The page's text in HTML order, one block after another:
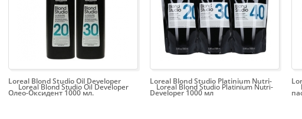
Loreal Blond Studio Oil Developer
Loreal Blond Studio Oil Developer
Олео-Оксидент 1000 мл.
Loreal Blond Studio Platinium Nutri-
Loreal Blond Studio Platinium Nutri-
Developer 1000 мл